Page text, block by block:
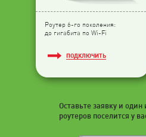
Роутер 6-го поколения:
до гигабита по Wi-Fi
ПОДКЛЮЧИТЬ
Оставьте заявку и один
роутеров поселится у